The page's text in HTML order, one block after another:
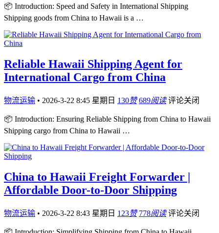
📦 Introduction: Speed and Safety in International Shipping
Shipping goods from China to Hawaii is a …
Reliable Hawaii Shipping Agent for
International Cargo from China
物流运输 • 2026-3-22 8:45 星期日 130赞 689阅读 评论关闭
📦 Introduction: Ensuring Reliable Shipping from China to Hawaii
Shipping cargo from China to Hawaii …
China to Hawaii Freight Forwarder |
Affordable Door-to-Door Shipping
物流运输 • 2026-3-22 8:43 星期日 123赞 778阅读 评论关闭